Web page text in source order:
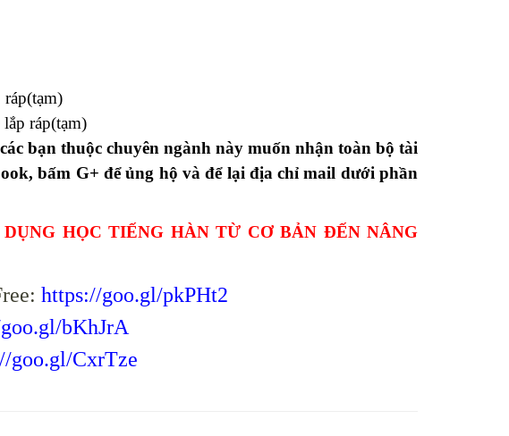
ráp(tạm)
bạn thuộc chuyên ngành này muốn nhận toàn bộ tài
bấm G+ để ủng hộ và để lại địa chỉ mail dưới phần
HỌC TIẾNG HÀN TỪ CƠ BẢN ĐẾN NÂNG
https://goo.gl/pkPHt2
bKhJrA
goo.gl/CxrTze